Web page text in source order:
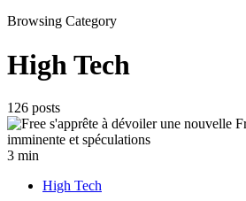
Browsing Category
High Tech
126 posts
3 min
High Tech